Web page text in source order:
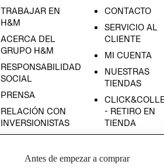
TRABAJAR EN
H&M
ACERCA DEL
GRUPO H&M
RESPONSABILIDAD
SOCIAL
PRENSA
RELACIÓN CON
INVERSIONISTAS
CONTACTO
SERVICIO AL
CLIENTE
MI CUENTA
NUESTRAS
TIENDAS
- RETIRO EN
TIENDA
Antes de empezar a comprar